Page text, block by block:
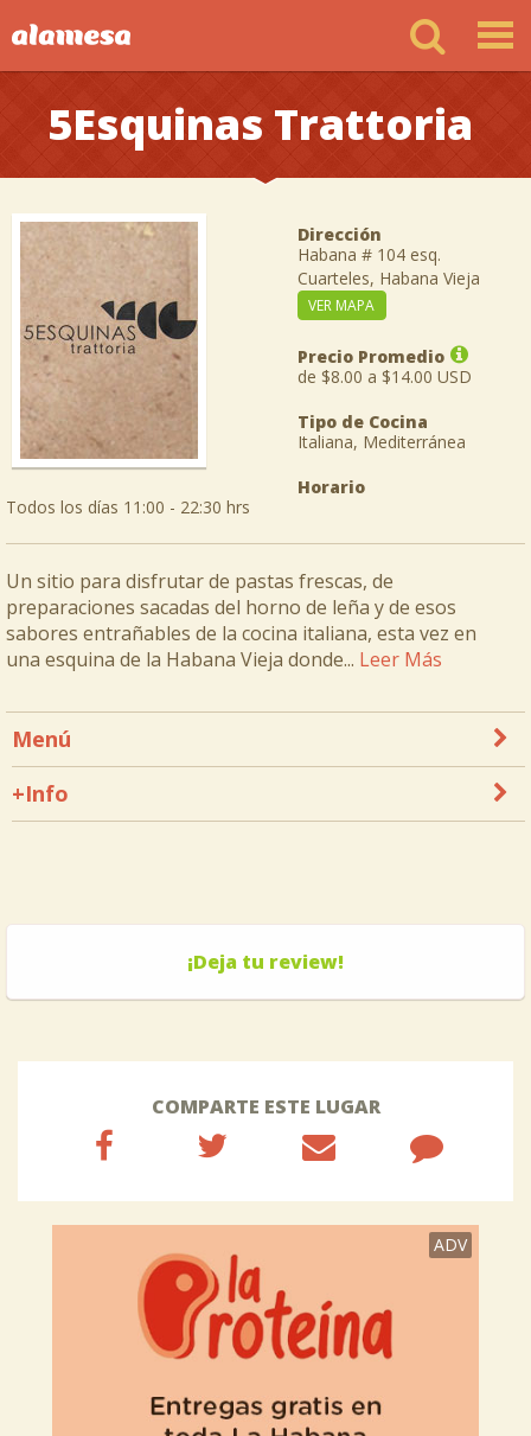
5Esquinas Trattoria
Dirección
Habana # 104 esq.
Cuarteles, Habana Vieja
VER MAPA
Precio Promedio
de $8.00 a $14.00 USD
Tipo de Cocina
Italiana, Mediterránea
Horario
Todos los días 11:00 - 22:30 hrs
Un sitio para disfrutar de pastas frescas, de
preparaciones sacadas del horno de leña y de esos
sabores entrañables de la cocina italiana, esta vez en
una esquina de la Habana Vieja donde... Leer Más
Menú
+Info
¡Deja tu review!
COMPARTE ESTE LUGAR
ADV